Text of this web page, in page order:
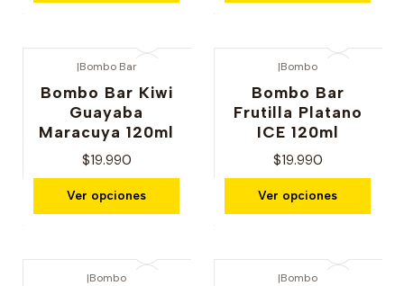
|Bombo Bar
Bombo Bar Kiwi
Guayaba
Maracuya 120ml
$19.990
Ver opciones
|Bombo
Bombo Bar
Frutilla Platano
ICE 120ml
$19.990
Ver opciones
|Bombo |Bombo